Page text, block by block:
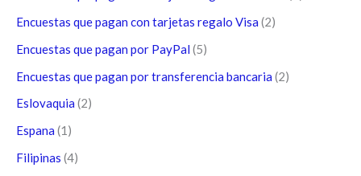
Encuestas que pagan con tarjetas regalo Visa (2)
Encuestas que pagan por PayPal (5)
Encuestas que pagan por transferencia bancaria (2)
Eslovaquia (2)
Espana (1)
Filipinas (4)